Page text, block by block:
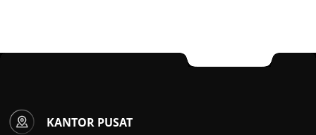
KANTOR PUSAT